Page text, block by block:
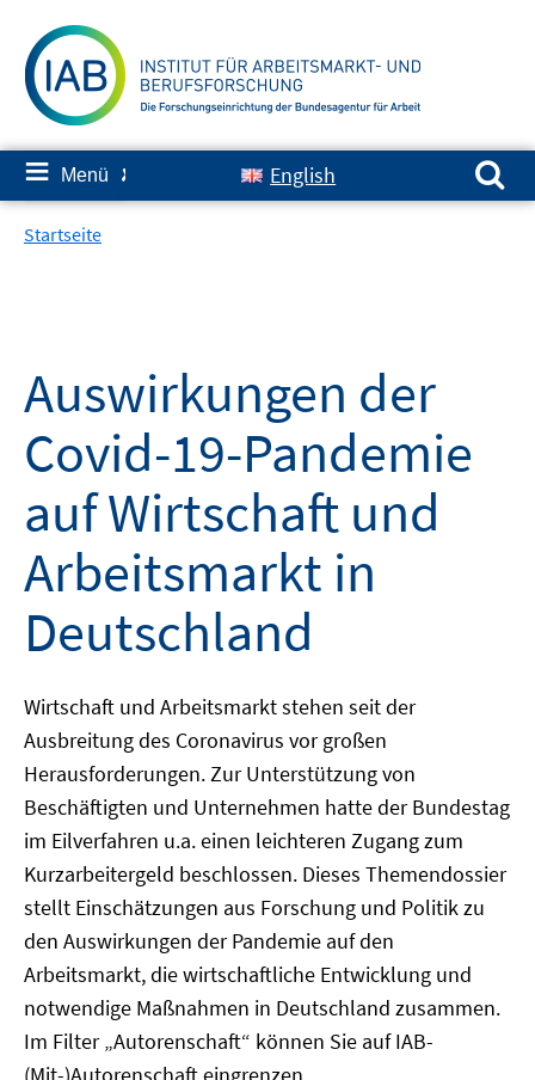
zum
Inhalt
≡ Menü ✘ English
Suchen nach:
Startseite
Auswirkungen der
Covid-19-Pandemie
auf Wirtschaft und
Arbeitsmarkt in
Deutschland
Wirtschaft und Arbeitsmarkt stehen seit der
Ausbreitung des Coronavirus vor großen
Herausforderungen. Zur Unterstützung von
Beschäftigten und Unternehmen hatte der Bundestag
im Eilverfahren u.a. einen leichteren Zugang zum
Kurzarbeitergeld beschlossen. Dieses Themendossier
stellt Einschätzungen aus Forschung und Politik zu
den Auswirkungen der Pandemie auf den
Arbeitsmarkt, die wirtschaftliche Entwicklung und
notwendige Maßnahmen in Deutschland zusammen.
Im Filter „Autorenschaft“ können Sie auf IAB-